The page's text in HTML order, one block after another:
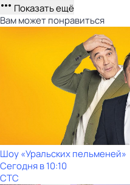
Показать ещё
Вам может понравиться
Шоy «Уральских пeльменей»
Сегодня в 10:10
СТС